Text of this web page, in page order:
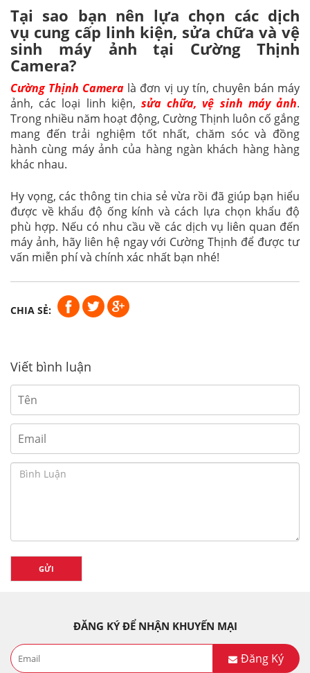
Tại sao bạn nên lựa chọn các dịch
vụ cung cấp linh kiện, sửa chữa và vệ
sinh máy ảnh tại Cường Thịnh
Camera?
Cường Thịnh Camera là đơn vị uy tín, chuyên bán máy
ảnh, các loại linh kiện, sửa chữa, vệ sinh máy ảnh.
Trong nhiều năm hoạt động, Cường Thịnh luôn cố gắng
mang đến trải nghiệm tốt nhất, chăm sóc và đồng
hành cùng máy ảnh của hàng ngàn khách hàng hàng
khác nhau.
Hy vọng, các thông tin chia sẻ vừa rồi đã giúp bạn hiểu
được về khẩu độ ống kính và cách lựa chọn khẩu độ
phù hợp. Nếu có nhu cầu về các dịch vụ liên quan đến
máy ảnh, hãy liên hệ ngay với Cường Thịnh để được tư
vấn miễn phí và chính xác nhất bạn nhé!
CHIA SẺ:
Viết bình luận
GỬI
ĐĂNG KÝ ĐỂ NHẬN KHUYẾN MẠI
Đăng Ký